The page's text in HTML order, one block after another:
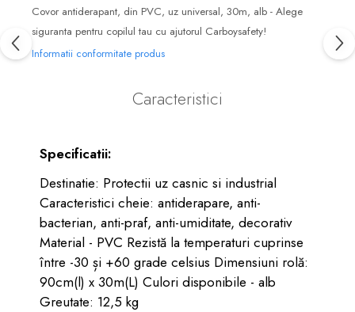
Covor antiderapant, din PVC, uz universal, 30m, alb - Alege
siguranta pentru copilul tau cu ajutorul Carboysafety!
Informatii conformitate produs
Caracteristici
Specificatii:
Destinatie: Protectii uz casnic si industrial
Caracteristici cheie: antiderapare, anti-
bacterian, anti-praf, anti-umiditate, decorativ
Material - PVC Rezistă la temperaturi cuprinse
între -30 și +60 grade celsius Dimensiuni rolă:
90cm(l) x 30m(L) Culori disponibile - alb
Greutate: 12,5 kg